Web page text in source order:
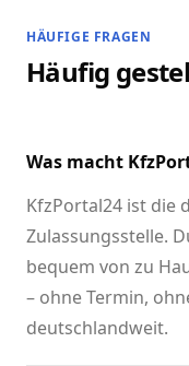
HÄUFIGE FRAGEN
Häufig
Was macht
KfzPortal24 ist die
Zulassungsstelle.
bequem von zu
– ohne Termin,
deutschlandweit.